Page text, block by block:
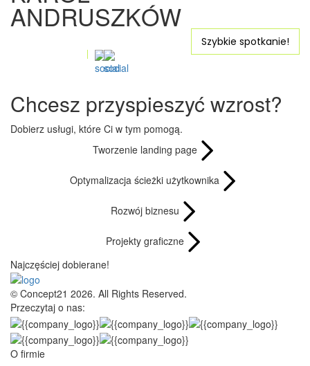
Projekty graficzne
© Concept21 2026. All Rights Reserved.
O firmie
O nas
Kariera
Blog
Oferta
Tworzenie stron internetowych
Tworzenie landing page